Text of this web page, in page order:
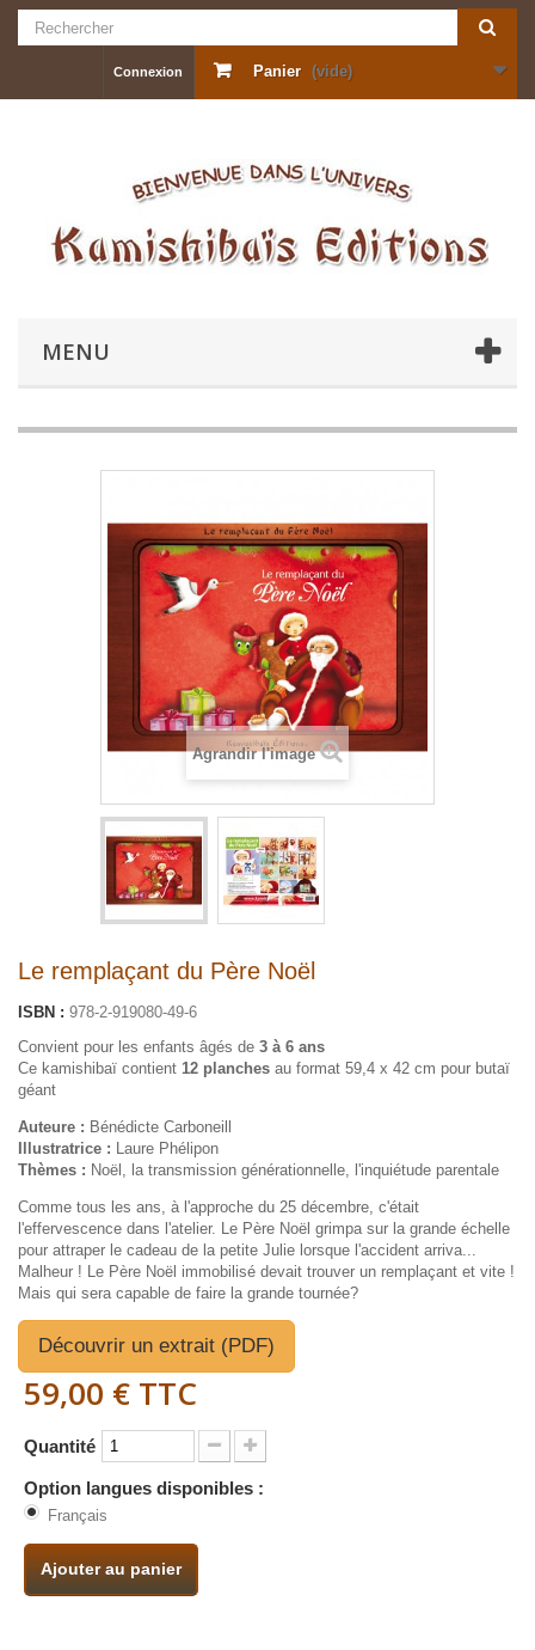
Panier (vide)
Connexion
MENU
Agrandir l'image
Le remplaçant du Père Noël
ISBN : 978-2-919080-49-6
Convient pour les enfants âgés de 3 à 6 ans
Ce kamishibaï contient 12 planches au format 59,4 x 42 cm pour butaï
géant
Auteure : Bénédicte Carboneill
Illustratrice : Laure Phélipon
Thèmes : Noël, la transmission générationnelle, l'inquiétude parentale
Comme tous les ans, à l'approche du 25 décembre, c'était
l'effervescence dans l'atelier. Le Père Noël grimpa sur la grande échelle
pour attraper le cadeau de la petite Julie lorsque l'accident arriva...
Malheur ! Le Père Noël immobilisé devait trouver un remplaçant et vite !
Mais qui sera capable de faire la grande tournée?
Découvrir un extrait (PDF)
59,00 € TTC
Quantité
Option langues disponibles :
Français
Ajouter au panier